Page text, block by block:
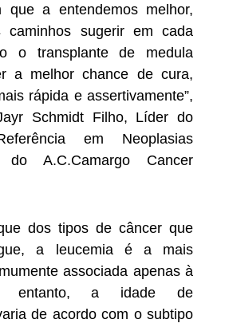
que a entendemos melhor,
caminhos sugerir em cada
o transplante de medula
a melhor chance de cura,
rápida e assertivamente”,
Schmidt Filho, Líder do
em Neoplasias
do A.C.Camargo Cancer
dos tipos de câncer que
a leucemia é a mais
associada apenas à
entanto, a idade de
de acordo com o subtipo